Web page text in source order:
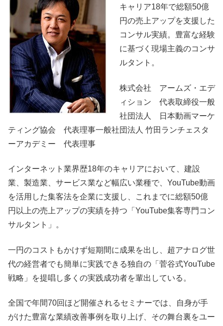
キャリア18年で総額50億
円の売上アップを支援した
コンサル実績。豊富な経験
に基づく現場主義のコンサ
ルタント。
株式会社 アームズ・エデ
ィション 代表取締役一般
社団法人 日本動画マーケ
ティング協会 代表理事一般社団法人 竹田ランチェスタ
ーアカデミー 代表理事
インターネット業界歴18年のキャリアにおいて、建設
業、製造業、サービス業など幅広い業種で、YouTube動画
を活用した集客法を企業に支援し、これまでに総額50億
円以上の売上アップの実績を持つ「YouTube集客専門コン
サルタント」。
一円のコストもかけず短期間に成果を出し、超アナログ世
代の経営者でも簡単に実践できる独自の「菅谷式YouTube
戦略」を提唱し多くの実践成功者を輩出している。
全国で年間70回ほど開催されるセミナーでは、自身が手
がけた豊富な業績改善事例を取り上げ、その舞台裏をユー